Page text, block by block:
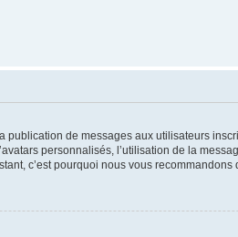
de messages aux utilisateurs
personnalisés, l’utilisation de la
c’est pourquoi nous vous recommandons